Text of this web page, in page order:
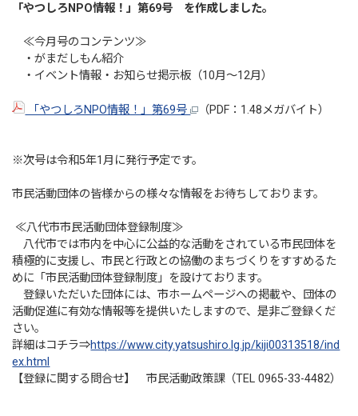
「やつしろNPO情報！」第69号 を作成しました。
≪今月号のコンテンツ≫
・がまだしもん紹介
・イベント情報・お知らせ掲示板（10月～12月）
「やつしろNPO情報！」第69号 （PDF：1.48メガバイト）
※次号は令和5年1月に発行予定です。
市民活動団体の皆様からの様々な情報をお待ちしております。
≪八代市市民活動団体登録制度≫
八代市では市内を中心に公益的な活動をされている市民団体を
積極的に支援し、市民と行政との協働のまちづくりをすすめるた
めに「市民活動団体登録制度」を設けております。
登録いただいた団体には、市ホームページへの掲載や、団体の
活動促進に有効な情報等を提供いたしますので、是非ご登録くだ
さい。
詳細はコチラ⇒https://www.city.yatsushiro.lg.jp/kiji00313518/ind
ex.html
【登録に関する問合せ】 市民活動政策課（TEL 0965-33-4482）